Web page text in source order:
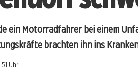
ein Motorradfahrer bei einem
brachten ihn ins
Uhr